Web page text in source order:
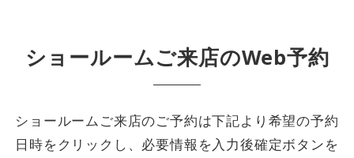
ショールームご来店のWeb予約
ショールームご来店のご予約は下記より希望の予約
日時をクリックし、必要情報を入力後確定ボタンを